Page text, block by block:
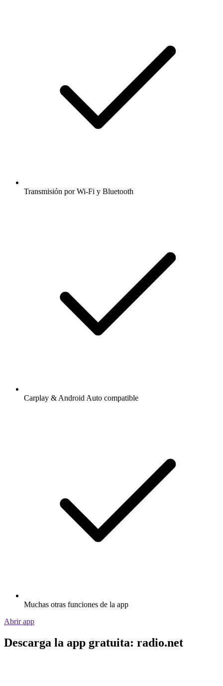
Transmisión por Wi-Fi y Bluetooth
Carplay & Android Auto compatible
Muchas otras funciones de la app
Abrir app
Descarga la app gratuita: radio.net